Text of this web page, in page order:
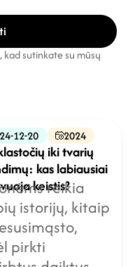
sutinkate su mūsų
12-20 2024
iki tvarių
kas labiausiai
keistis?
reikia
istorijų, kitaip
pirkti